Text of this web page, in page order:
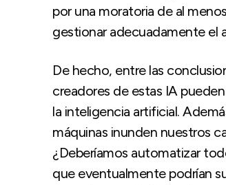
por una moratoria de al
gestionar adecuadamente el
De hecho, entre las
creadores de estas IA
la inteligencia artificial.
máquinas inunden nuestros
¿Deberíamos automatizar
que eventualmente podrían